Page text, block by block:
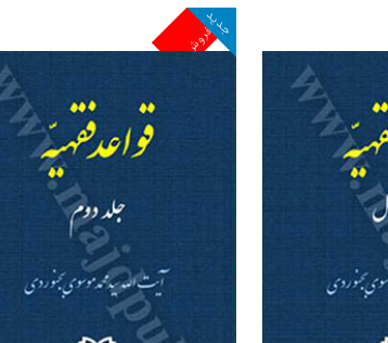
پرفروش
جدید